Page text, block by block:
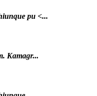
pu <...
Kamagr...